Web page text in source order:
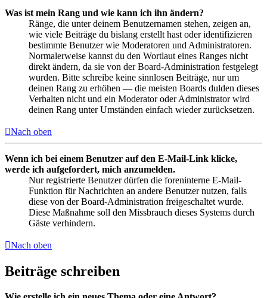
Was ist mein Rang und wie kann ich ihn ändern?
Ränge, die unter deinem Benutzernamen stehen, zeigen an,
wie viele Beiträge du bislang erstellt hast oder identifizieren
bestimmte Benutzer wie Moderatoren und Administratoren.
Normalerweise kannst du den Wortlaut eines Ranges nicht
direkt ändern, da sie von der Board-Administration festgelegt
wurden. Bitte schreibe keine sinnlosen Beiträge, nur um
deinen Rang zu erhöhen — die meisten Boards dulden dieses
Verhalten nicht und ein Moderator oder Administrator wird
deinen Rang unter Umständen einfach wieder zurücksetzen.
Nach oben
Wenn ich bei einem Benutzer auf den E-Mail-Link klicke,
werde ich aufgefordert, mich anzumelden.
Nur registrierte Benutzer dürfen die foreninterne E-Mail-
Funktion für Nachrichten an andere Benutzer nutzen, falls
diese von der Board-Administration freigeschaltet wurde.
Diese Maßnahme soll den Missbrauch dieses Systems durch
Gäste verhindern.
Nach oben
Beiträge schreiben